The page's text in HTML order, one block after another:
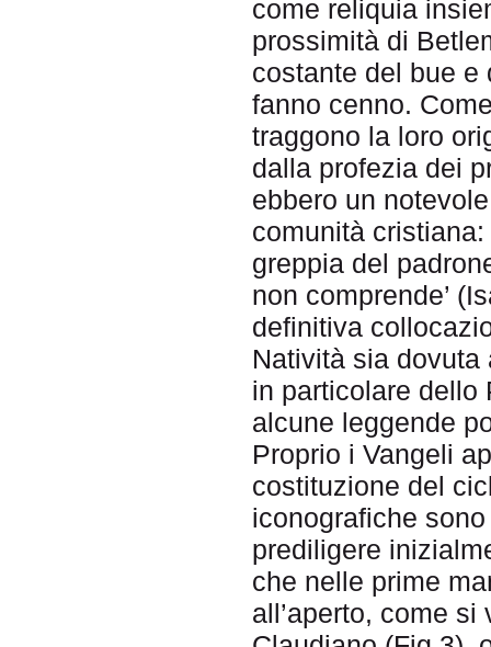
come reliquia
prossimità di
costante del bue e
fanno cenno.
traggono la loro
dalla profezia dei
ebbero un
comunità cristiana:
greppia del
non comprende’
definitiva
Natività sia
in particolare dello
alcune leggende
Proprio i Vangeli
costituzione del
iconografiche
prediligere
che nelle prime
all’aperto, come